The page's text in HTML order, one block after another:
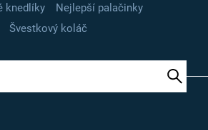
knedlíky
Nejlepší palačinky
Švestkový koláč